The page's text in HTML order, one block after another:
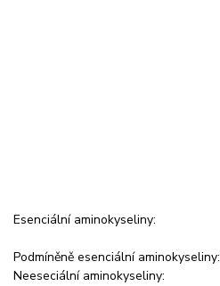
Esenciální aminokyseliny:
Podmíněně esenciální aminokyseliny:
Neeseciální aminokyseliny: